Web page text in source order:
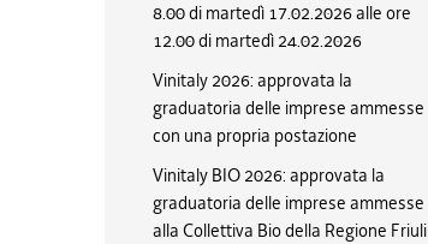
8.00 di martedì 17.02.2026 alle ore
12.00 di martedì 24.02.2026
Vinitaly 2026: approvata la
graduatoria delle imprese ammesse
con una propria postazione
Vinitaly BIO 2026: approvata la
graduatoria delle imprese ammesse
alla Collettiva Bio della Regione Friuli